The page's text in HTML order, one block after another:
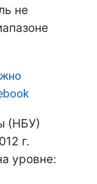
не
(НБУ)
г.
уровне: